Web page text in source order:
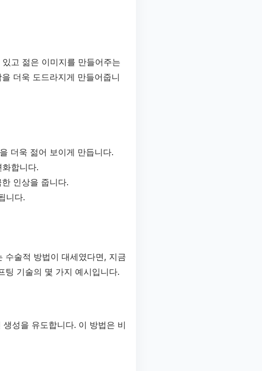
고 젊은 이미지를 만들어주는
더욱 도드라지게 만들어줍니
더욱 젊어 보이게 만듭니다.
합니다.
인상을 줍니다.
니다.
수술적 방법이 대세였다면, 지금
팅 기술의 몇 가지 예시입니다.
성을 유도합니다. 이 방법은 비